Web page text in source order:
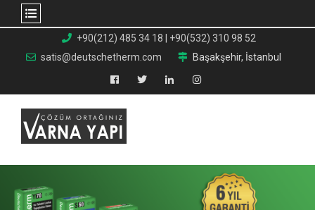
+90(212) 485 34 18 | +90(532) 310 98 52
satis@deutschetherm.com
Başakşehir, İstanbul